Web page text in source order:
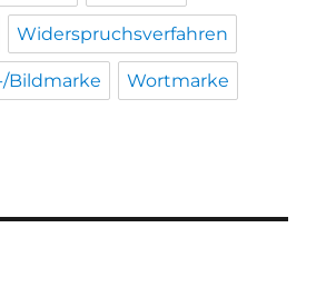
Widerspruchsverfahren
Bildmarke Wortmarke